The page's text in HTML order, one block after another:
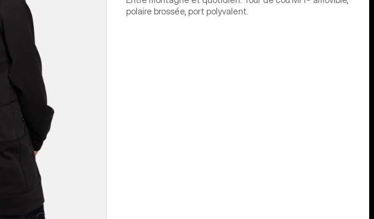
polaire brossée, port polyvalent.